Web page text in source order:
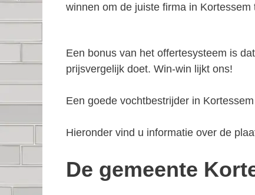
winnen om de juiste firma in Kortessem
Een bonus van het offertesysteem is
prijsvergelijk doet. Win-win lijkt ons!
Een goede vochtbestrijder in
Hieronder vind u informatie over de
De gemeente